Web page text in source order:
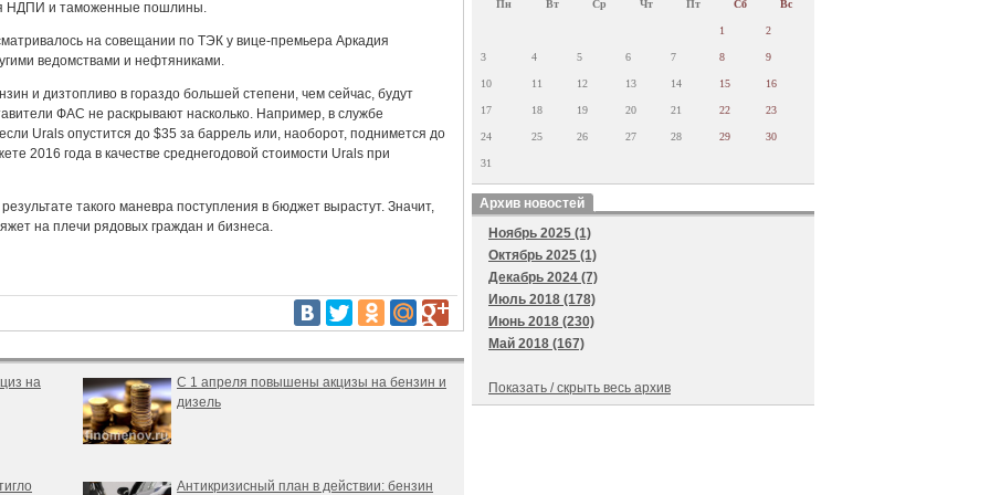
НДПИ и таможенные пошлины.
на совещании по ТЭК у вице-премьера Аркадия
ведомствами и нефтяниками.
и дизтопливо в гораздо большей степени, чем сейчас, будут
ФАС не раскрывают насколько. Например, в службе
Urals опустится до $35 за баррель или, наоборот, поднимется до
2016 года в качестве среднегодовой стоимости Urals при
такого маневра поступления в бюджет вырастут. Значит,
на плечи рядовых граждан и бизнеса.
на
С 1 апреля повышены акцизы на бензин и
дизель
Антикризисный план в действии: бензин
Пн Вт Ср Чт Пт Сб Вс
1 2
3 4 5 6 7 8 9
10 11 12 13 14 15 16
17 18 19 20 21 22 23
24 25 26 27 28 29 30
31
Архив новостей
Ноябрь 2025 (1)
Октябрь 2025 (1)
Декабрь 2024 (7)
Июль 2018 (178)
Июнь 2018 (230)
Май 2018 (167)
Показать / скрыть весь архив